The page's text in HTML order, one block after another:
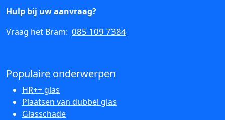
Hulp bij uw aanvraag?
Vraag het Bram: 085 109 7384
Populaire onderwerpen
HR++ glas
Plaatsen van dubbel glas
Glasschade